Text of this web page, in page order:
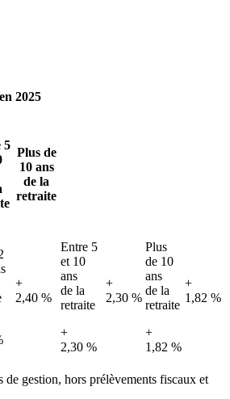
2025
5
Plus de
10 ans
de la
retraite
+
2,40 %
Entre 5
et 10
ans
de la
retraite
+
2,30 %
+
2,30 %
Plus
de 10
ans
de la
retraite
+
1,82 %
+
1,82 %
de gestion, hors prélèvements fiscaux et